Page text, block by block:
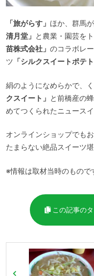
「旅がらす」 ほか、群馬
清月堂」 と農業・園芸を
苗株式会社」 のコラボレ
ツ 「シルクスイートポテト
絹のようになめらかで、
クスイート」 と前橋産の
めてつくられたニュースイ
オンラインショップでも
たまらない絶品スイーツ
※情報は取材当時のもので
この記事のタ